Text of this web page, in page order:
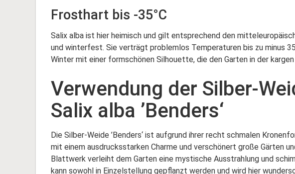
Frosthart bis -35°C
Salix alba ist hier heimisch und gilt entsprechend den
und winterfest. Sie verträgt problemlos Temperaturen bis zu minus
Winter mit einer formschönen Silhouette, die den Garten in der
Verwendung der Silber-
Salix alba ’Benders‘
Die Silber-Weide ’Benders‘ ist aufgrund ihrer recht schmalen
mit einem ausdrucksstarken Charme und verschönert große Gärten
Blattwerk verleiht dem Garten eine mystische Ausstrahlung und
kann sowohl in Einzelstellung gepflanzt werden und wird hier